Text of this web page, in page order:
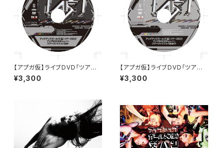
【アプガ仮】ライブDVD「ツアー2
022アップROCKチョッパーツア
ーファイナル-DAY-」
¥3,300
【アプガ仮】ライブDVD「ツアー2
022アップROCKチョッパーツア
ーファイナル-NIGHT-」
¥3,300